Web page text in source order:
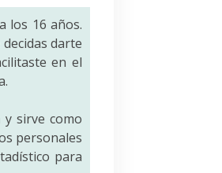
los 16 años.
darte
en el
y sirve como
personales
para